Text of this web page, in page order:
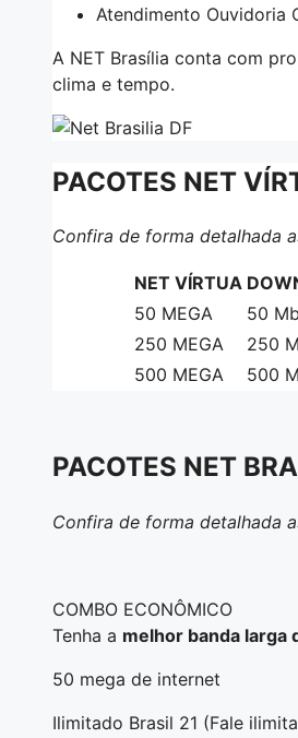
Atendimento Ouvidoria
A NET Brasília conta com
clima e tempo.
PACOTES NET
Confira de forma detalhada
NET VÍRTUA
50 MEGA 50
250 MEGA 250
500 MEGA 500
PACOTES NET
Confira de forma detalhada
COMBO ECONÔMICO
Tenha a melhor banda larga
50 mega de internet
Ilimitado Brasil 21 (Fale